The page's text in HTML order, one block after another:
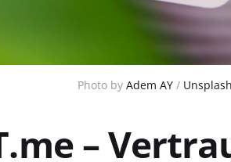
Photo by Adem AY / Unsplash
–